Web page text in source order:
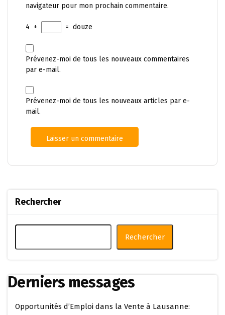
navigateur pour mon prochain commentaire.
4 + = douze
Prévenez-moi de tous les nouveaux commentaires
par e-mail.
Prévenez-moi de tous les nouveaux articles par e-
mail.
Rechercher
Rechercher
Derniers messages
Opportunités d’Emploi dans la Vente à Lausanne: